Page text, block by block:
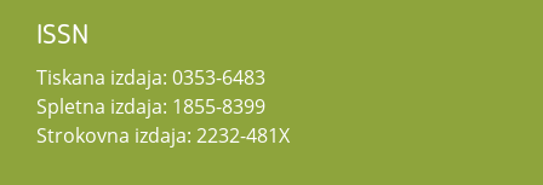
ISSN
Tiskana izdaja: 0353-6483
Spletna izdaja: 1855-8399
Strokovna izdaja: 2232-481X